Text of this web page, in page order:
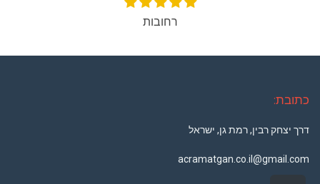
רחובות
כתובת:
דרך יצחק רבין, רמת גן, ישראל
acramatgan.co.il@gmail.com